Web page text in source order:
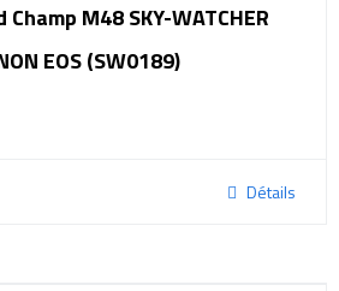
Champ M48 SKY-WATCHER
EOS (SW0189)
Détails